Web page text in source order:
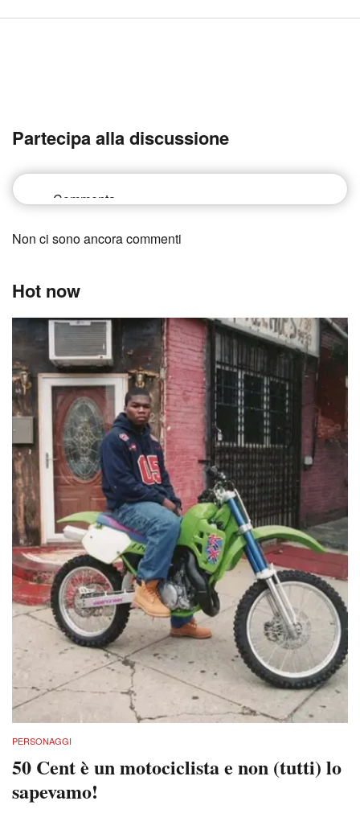
Partecipa alla discussione
Non ci sono ancora commenti
Hot now
PERSONAGGI
50 Cent è un motociclista e non (tutti) lo
sapevamo!